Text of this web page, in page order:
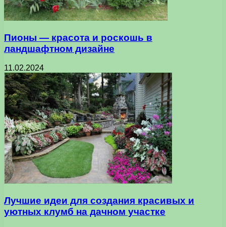
Пионы — красота и роскошь в
ландшафтном дизайне
11.02.2024
Лучшие идеи для создания красивых и
уютных клумб на дачном участке